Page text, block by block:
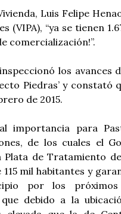
Luis Felipe
“ya se tienen
comercialización!”.
los avances
Piedras’ y
de 2015.
importancia para
de los cuales el
Plata de Tratamiento
115 mil habitantes y
por los próximos
debido a la